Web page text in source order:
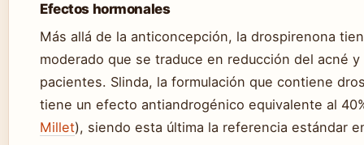
Efectos hormonales
Más allá de la anticoncepción, la drospirenona
moderado que se traduce en reducción del acné
pacientes. Slinda, la formulación que contiene
tiene un efecto antiandrogénico equivalente al
Millet), siendo esta última la referencia estándar